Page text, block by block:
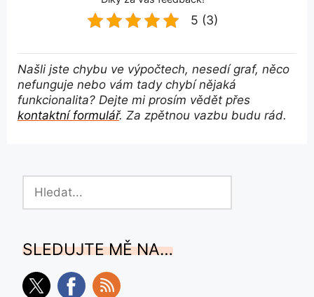
5 (3)
Našli jste chybu ve výpočtech, nesedí graf, něco
nefunguje nebo vám tady chybí nějaká
funkcionalita? Dejte mi prosím vědět přes
kontaktní formulář. Za zpětnou vazbu budu rád.
SLEDUJTE MĚ NA…